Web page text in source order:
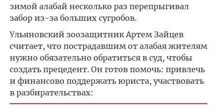
зимой алабай несколько раз перепрыгивал
забор из-за больших сугробов.
Ульяновский зоозащитник Артем Зайцев
считает, что пострадавшим от алабая жителям
нужно обязательно обратиться в суд, чтобы
создать прецедент. Он готов помочь: привлечь
и финансово поддержать юриста, участвовать
в разбирательствах: